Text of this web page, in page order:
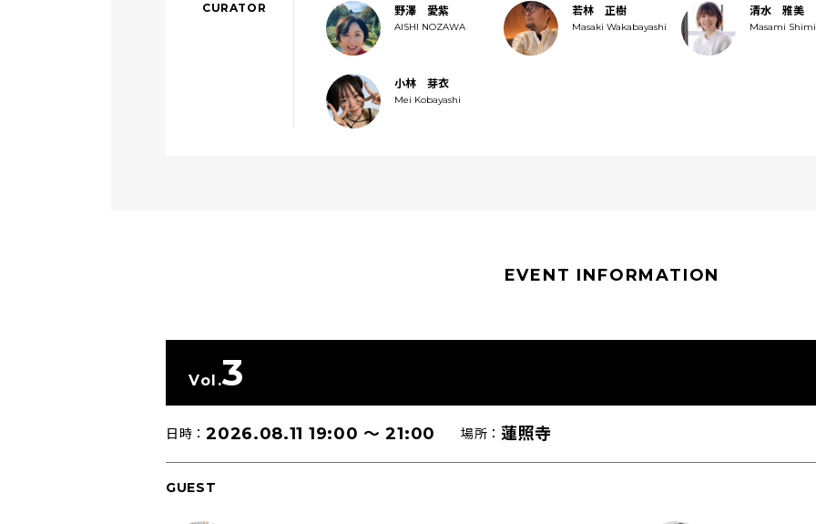
CURATOR 野澤 愛紫
AISHI NOZAWA
若林 正樹
Masaki Wakabayashi
清水 雅美
Masami
小林 芽衣
Mei Kobayashi
EVENT INFORMATION
Vol.3
日時：2026.08.11 19:00〜 21:00 場所： 蓮照寺
GUEST